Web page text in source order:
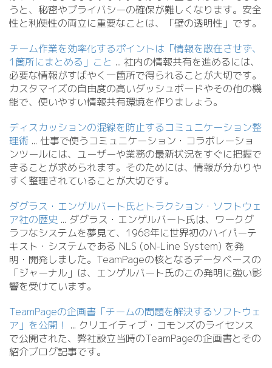
うと、秘密やプライバシーの確保が難しくなります。安全
性と利便性の両立に重要なことは、「壁の透明性」です。
チーム作業を効率化するポイントは「情報を散在させず、
1箇所にまとめる」こと ... 社内の情報共有を進めるには、
必要な情報がすばやく一箇所で得られることが大切です。
カスタマイズの自由度の高いダッシュボードやその他の機
能で、使いやすい情報共有環境を作りましょう。
ディスカッションの混線を防止するコミュニケーション整
理術 ... 仕事で使うコミュニケーション・コラボレーショ
ンツールには、ユーザーや業務の最新状況をすぐに把握で
きることが求められます。そのためには、情報が分かりや
すく整理されていることが大切です。
ダグラス・エンゲルバート氏とトラクション・ソフトウェ
ア社の歴史 ... ダグラス・エンゲルバート氏は、ワークグ
ラフなシステムを夢見て、1968年に世界初のハイパーテ
キスト・システムである NLS (oN-Line System) を発
明・開発しました。TeamPageの核となるデータベースの
「ジャーナル」は、エンゲルバート氏のこの発明に強い影
響を受けています。
TeamPageの企画書「チームの問題を解決するソフトウェ
ア」を公開！
... クリエイティブ・コモンズのライセンス
で公開された、弊社設立当時のTeamPageの企画書とその
紹介ブログ記事です。